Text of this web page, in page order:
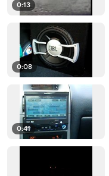
0:13
0:08
0:41